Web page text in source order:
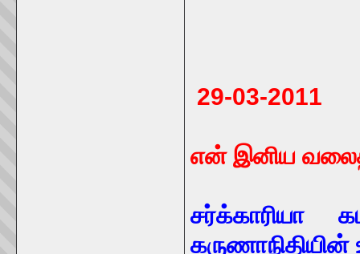
29-03-2011
என் இனிய
சர்க்காரியா